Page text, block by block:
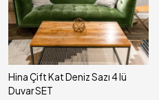
Hina Çift Kat Deniz Sazı 4 lü
Duvar SET